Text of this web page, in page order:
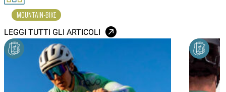
MOUNTAIN-BIKE
LEGGI TUTTI GLI ARTICOLI